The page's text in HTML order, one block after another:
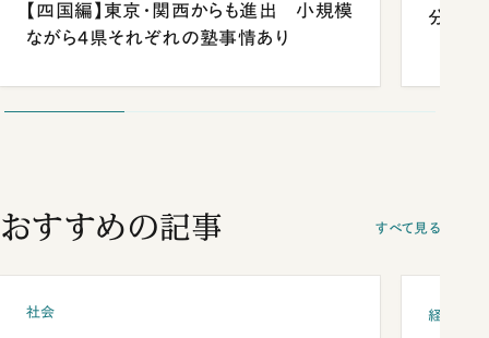
【四国編】東京・関西からも進出 小規模
ながら4県それぞれの塾事情あり
分 佐
おすすめの記事 すべて見る
社会 経済・ビ